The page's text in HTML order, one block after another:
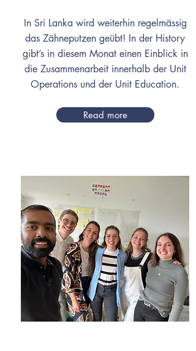
In Sri Lanka wird weiterhin regelmässig
das Zähneputzen geübt! In der History
gibt’s in diesem Monat einen Einblick in
die Zusammenarbeit innerhalb der Unit
Operations und der Unit Education.
Read more